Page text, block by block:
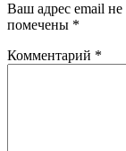
Ваш адрес email не
помечены *
Комментарий *